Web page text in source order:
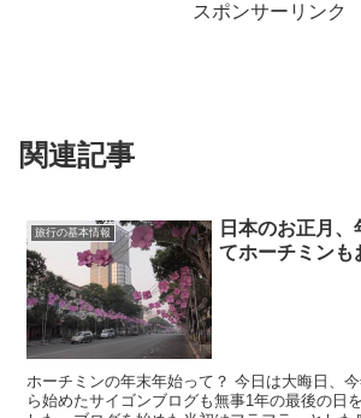
スポンサーリンク
関連記事
旅行の基本情報
日本のお正月
てホーチミンも
ホーチミンの年末年始って？ 今日は大晦日、
ら始めたサイゴンブログも無事1年の最後の日